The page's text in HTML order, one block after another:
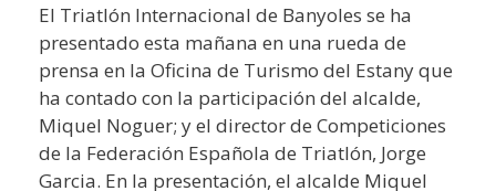
El Triatlón Internacional de Banyoles se ha
presentado esta mañana en una rueda de
prensa en la Oficina de Turismo del Estany que
ha contado con la participación del alcalde,
Miquel Noguer; y el director de Competiciones
de la Federación Española de Triatlón, Jorge
Garcia. En la presentación, el alcalde Miquel